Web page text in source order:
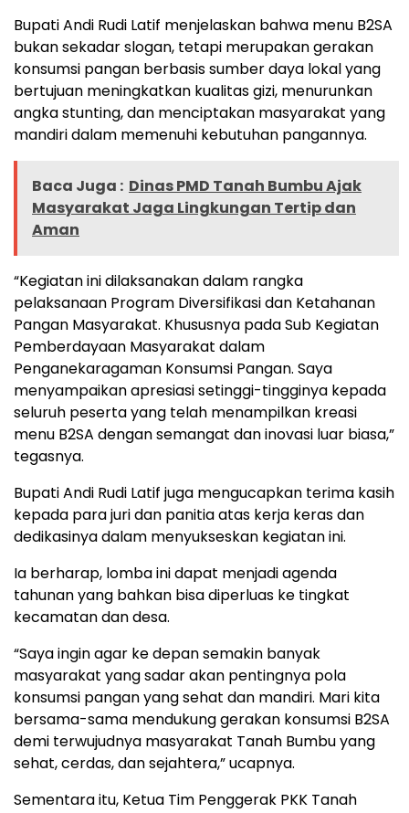
Bupati Andi Rudi Latif menjelaskan bahwa menu B2SA
bukan sekadar slogan, tetapi merupakan gerakan
konsumsi pangan berbasis sumber daya lokal yang
bertujuan meningkatkan kualitas gizi, menurunkan
angka stunting, dan menciptakan masyarakat yang
mandiri dalam memenuhi kebutuhan pangannya.
Baca Juga : Dinas PMD Tanah Bumbu Ajak
Masyarakat Jaga Lingkungan Tertip dan
Aman
“Kegiatan ini dilaksanakan dalam rangka
pelaksanaan Program Diversifikasi dan Ketahanan
Pangan Masyarakat. Khususnya pada Sub Kegiatan
Pemberdayaan Masyarakat dalam
Penganekaragaman Konsumsi Pangan. Saya
menyampaikan apresiasi setinggi-tingginya kepada
seluruh peserta yang telah menampilkan kreasi
menu B2SA dengan semangat dan inovasi luar biasa,”
tegasnya.
Bupati Andi Rudi Latif juga mengucapkan terima kasih
kepada para juri dan panitia atas kerja keras dan
dedikasinya dalam menyukseskan kegiatan ini.
Ia berharap, lomba ini dapat menjadi agenda
tahunan yang bahkan bisa diperluas ke tingkat
kecamatan dan desa.
“Saya ingin agar ke depan semakin banyak
masyarakat yang sadar akan pentingnya pola
konsumsi pangan yang sehat dan mandiri. Mari kita
bersama-sama mendukung gerakan konsumsi B2SA
demi terwujudnya masyarakat Tanah Bumbu yang
sehat, cerdas, dan sejahtera,” ucapnya.
Sementara itu, Ketua Tim Penggerak PKK Tanah